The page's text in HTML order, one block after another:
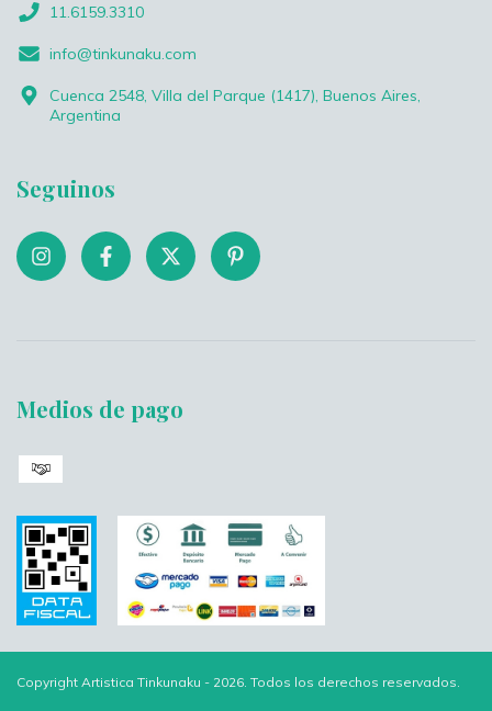
11.6159.3310
info@tinkunaku.com
Cuenca 2548, Villa del Parque (1417), Buenos Aires,
Argentina
Seguinos
Medios de pago
Copyright Artistica Tinkunaku - 2026. Todos los derechos reservados.